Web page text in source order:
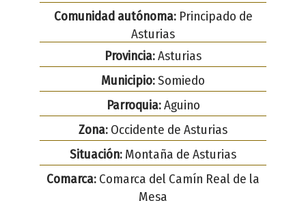
Comunidad autónoma:Principado de
Asturias
Provincia:Asturias
Municipio:Somiedo
Parroquia:Aguino
Zona: Occidente de Asturias
Situación: Montaña de Asturias
Comarca: Comarca del Camín Real de la
Mesa